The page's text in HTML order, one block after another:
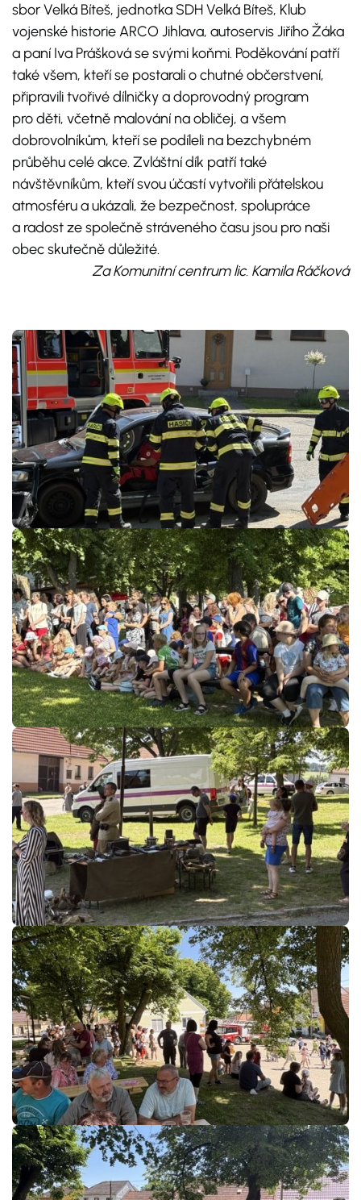
sbor Velká Bíteš, jednotka SDH Velká Bíteš, Klub
vojenské historie ARCO Jihlava, autoservis Jiřího Žáka
a paní Iva Prášková se svými koňmi. Poděkování patří
také všem, kteří se postarali o chutné občerstvení,
připravili tvořivé dílničky a doprovodný program
pro děti, včetně malování na obličej, a všem
dobrovolníkům, kteří se podíleli na bezchybném
průběhu celé akce. Zvláštní dík patří také
návštěvníkům, kteří svou účastí vytvořili přátelskou
atmosféru a ukázali, že bezpečnost, spolupráce
a radost ze společně stráveného času jsou pro naši
obec skutečně důležité.
Za Komunitní centrum lic. Kamila Ráčková